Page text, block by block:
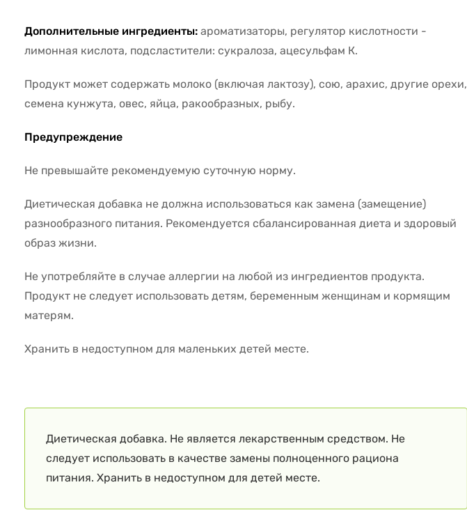
Диетическая добавка. Не является лекарственным средством. Не
следует использовать в качестве замены полноценного рациона
питания. Хранить в недоступном для детей месте.
Дополнительные ингредиенты: ароматизаторы, регулятор кислотности -
лимонная кислота, подсластители: сукралоза, ацесульфам К.
Продукт может содержать молоко (включая лактозу), сою, арахис, другие орехи,
семена кунжута, овес, яйца, ракообразных, рыбу.
Предупреждение
Не превышайте рекомендуемую суточную норму.
Диетическая добавка не должна использоваться как замена (замещение)
разнообразного питания. Рекомендуется сбалансированная диета и здоровый
образ жизни.
Не употребляйте в случае аллергии на любой из ингредиентов продукта.
Продукт не следует использовать детям, беременным женщинам и кормящим
матерям.
Хранить в недоступном для маленьких детей месте.